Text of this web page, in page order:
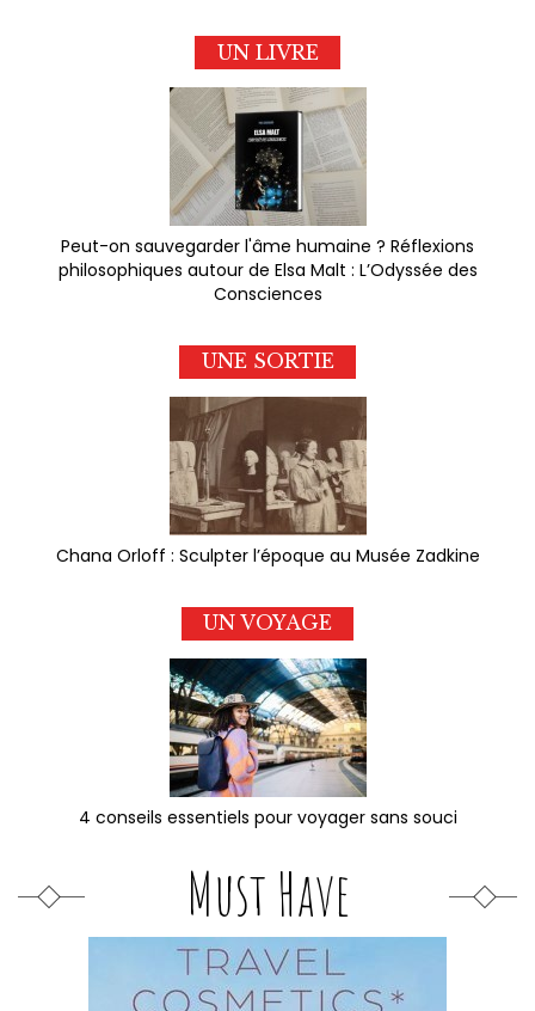
UN LIVRE
Peut-on sauvegarder l'âme humaine ? Réflexions
philosophiques autour de Elsa Malt : L’Odyssée des
Consciences
UNE SORTIE
Chana Orloff : Sculpter l’époque au Musée Zadkine
UN VOYAGE
4 conseils essentiels pour voyager sans souci
Must Have